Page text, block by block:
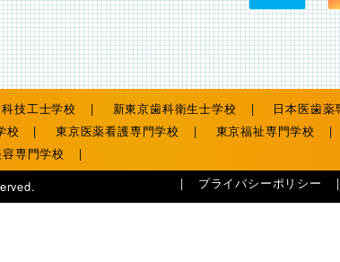
技工士学校 新東京歯科衛生士学校
日本医歯薬
校 東京医薬看護専門学校
東京福祉専門学校
専門学校
プライバシーポリシー